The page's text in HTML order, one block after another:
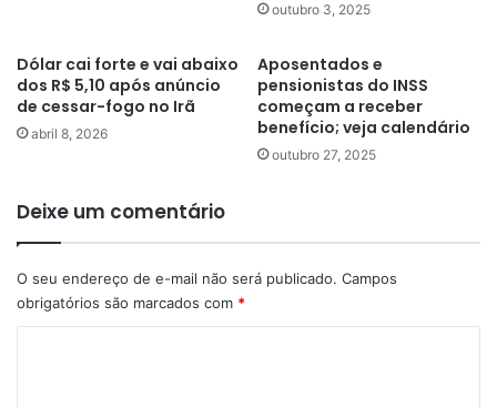
outubro 3, 2025
Dólar cai forte e vai abaixo
dos R$ 5,10 após anúncio
de cessar-fogo no Irã
abril 8, 2026
Aposentados e
pensionistas do INSS
começam a receber
benefício; veja calendário
outubro 27, 2025
Deixe um comentário
O seu endereço de e-mail não será publicado. Campos
obrigatórios são marcados com *